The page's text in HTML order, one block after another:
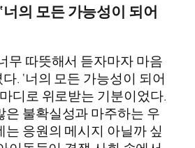
너의 모든 가능성이 되어
무 따뜻해서 듣자마자 마음
. ‘너의 모든 가능성이 되어
디로 위로받는 기분이었다.
은 불확실성과 마주하는 우
는 응원의 메시지 아닐까 싶